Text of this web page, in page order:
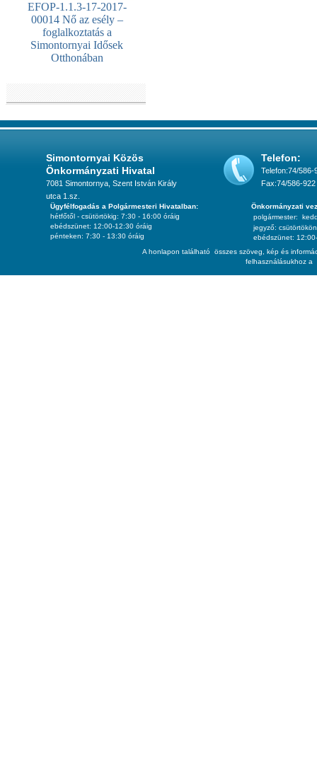
EFOP-1.1.3-17-2017-
00014 Nő az esély –
foglalkoztatás a
Simontornyai Idősek
Otthonában
Simontornyai Közös
Önkormányzati Hivatal
7081 Simontornya, Szent István Király
utca 1.sz.
Telefon:
Telefon:74/586-
Fax:74/586-922
A honlapon található összes szöveg, kép és
felhasználásukhoz a
Ügyfélfogadás a Polgármesteri Hivatalban:
hétfőtől - csütörtökig: 7:30 - 16:00 óráig
ebédszünet: 12:00-12:30 óráig
pénteken: 7:30 - 13:30 óráig
Önkormányzati
polgármester:
jegyző: csütörtökön
ebédszünet: